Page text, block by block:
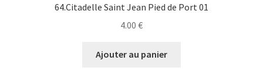
64.Citadelle Saint Jean Pied de Port 01
4.00 €
Ajouter au panier